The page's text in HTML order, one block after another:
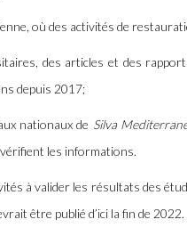
où des activités de
des articles et des
depuis 2017;
nationaux de Silva
les informations.
à valider les résultats des
être publié d’ici la fin de 2022.